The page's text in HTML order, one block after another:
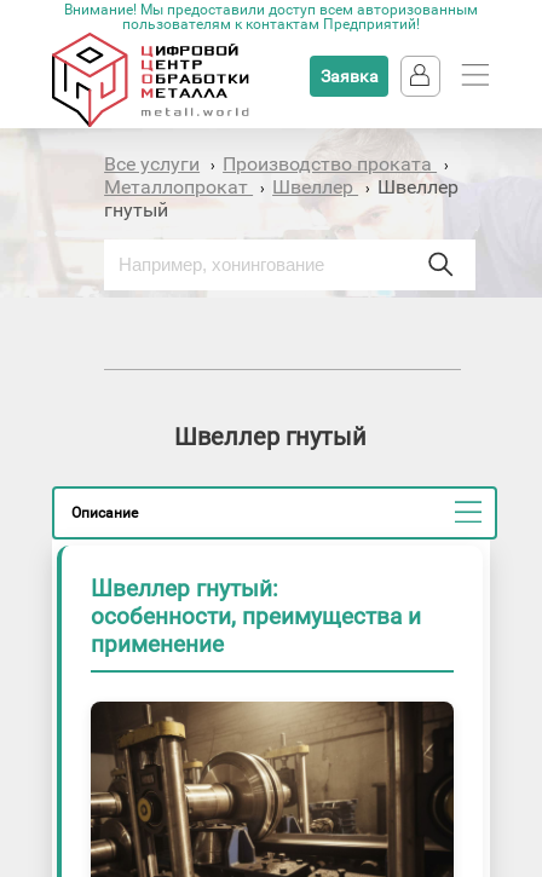
Внимание! Мы предоставили доступ всем авторизованным
пользователям к контактам Предприятий!
Заявка
Все услуги › Производство проката ›
Металлопрокат › Швеллер › Швеллер
гнутый
Швеллер гнутый
Описание
Швеллер гнутый:
особенности, преимущества и
применение